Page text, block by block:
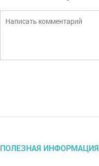
ПОЛЕЗНАЯ ИНФОРМАЦИЯ